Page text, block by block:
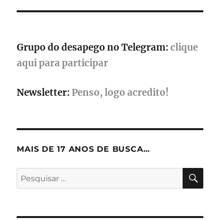
eventos
Grupo do desapego no Telegram: clique
aqui para participar
Newsletter: Penso, logo acredito!
MAIS DE 17 ANOS DE BUSCA…
Pesquisar
por: